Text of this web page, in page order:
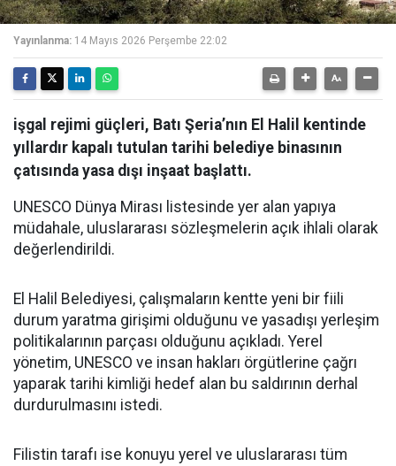
Yayınlanma: 14 Mayıs 2026 Perşembe 22:02
işgal rejimi güçleri, Batı Şeria’nın El Halil kentinde
yıllardır kapalı tutulan tarihi belediye binasının
çatısında yasa dışı inşaat başlattı.
UNESCO Dünya Mirası listesinde yer alan yapıya
müdahale, uluslararası sözleşmelerin açık ihlali olarak
değerlendirildi.
El Halil Belediyesi, çalışmaların kentte yeni bir fiili
durum yaratma girişimi olduğunu ve yasadışı yerleşim
politikalarının parçası olduğunu açıkladı. Yerel
yönetim, UNESCO ve insan hakları örgütlerine çağrı
yaparak tarihi kimliği hedef alan bu saldırının derhal
durdurulmasını istedi.
Filistin tarafı ise konuyu yerel ve uluslararası tüm